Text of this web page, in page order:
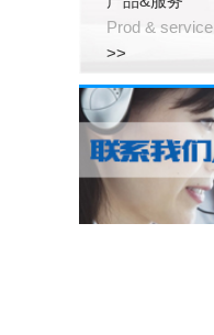
Prod & service
>>